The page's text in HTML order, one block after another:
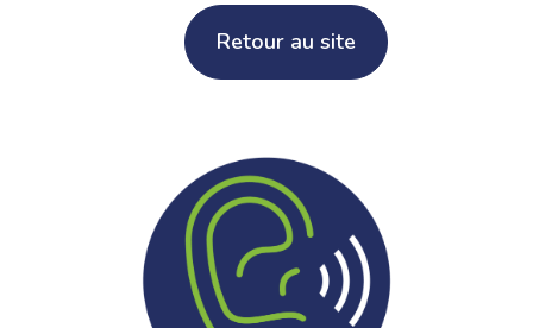
Retour au site